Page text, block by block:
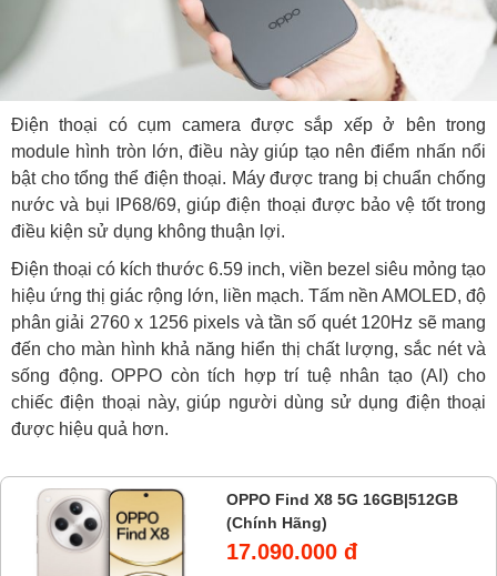
Điện thoại có cụm camera được sắp xếp ở bên trong
module hình tròn lớn, điều này giúp tạo nên điểm nhấn nổi
bật cho tổng thể điện thoại. Máy được trang bị chuẩn chống
nước và bụi IP68/69, giúp điện thoại được bảo vệ tốt trong
điều kiện sử dụng không thuận lợi.
Điện thoại có kích thước 6.59 inch, viền bezel siêu mỏng tạo
hiệu ứng thị giác rộng lớn, liền mạch. Tấm nền AMOLED, độ
phân giải 2760 x 1256 pixels và tần số quét 120Hz sẽ mang
đến cho màn hình khả năng hiển thị chất lượng, sắc nét và
sống động. OPPO còn tích hợp trí tuệ nhân tạo (AI) cho
chiếc điện thoại này, giúp người dùng sử dụng điện thoại
được hiệu quả hơn.
OPPO Find X8 5G 16GB|512GB
(Chính Hãng)
17.090.000 đ